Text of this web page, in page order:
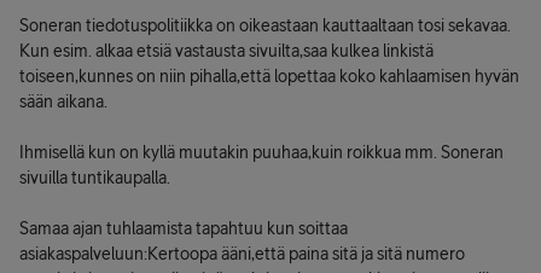
Soneran tiedotuspolitiikka on oikeastaan kauttaaltaan tosi sekavaa.
Kun esim. alkaa etsiä vastausta sivuilta,saa kulkea linkistä
toiseen,kunnes on niin pihalla,että lopettaa koko kahlaamisen hyvän
sään aikana.
Ihmisellä kun on kyllä muutakin puuhaa,kuin roikkua mm. Soneran
sivuilla tuntikaupalla.
Samaa ajan tuhlaamista tapahtuu kun soittaa
asiakaspalveluun:Kertoopa ääni,että paina sitä ja sitä numero